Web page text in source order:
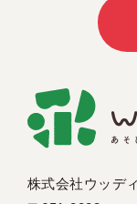
株式会社ウッデ